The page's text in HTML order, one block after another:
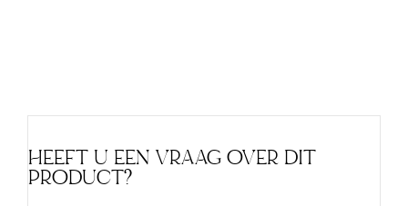
HEEFT U EEN VRAAG OVER DIT
PRODUCT?